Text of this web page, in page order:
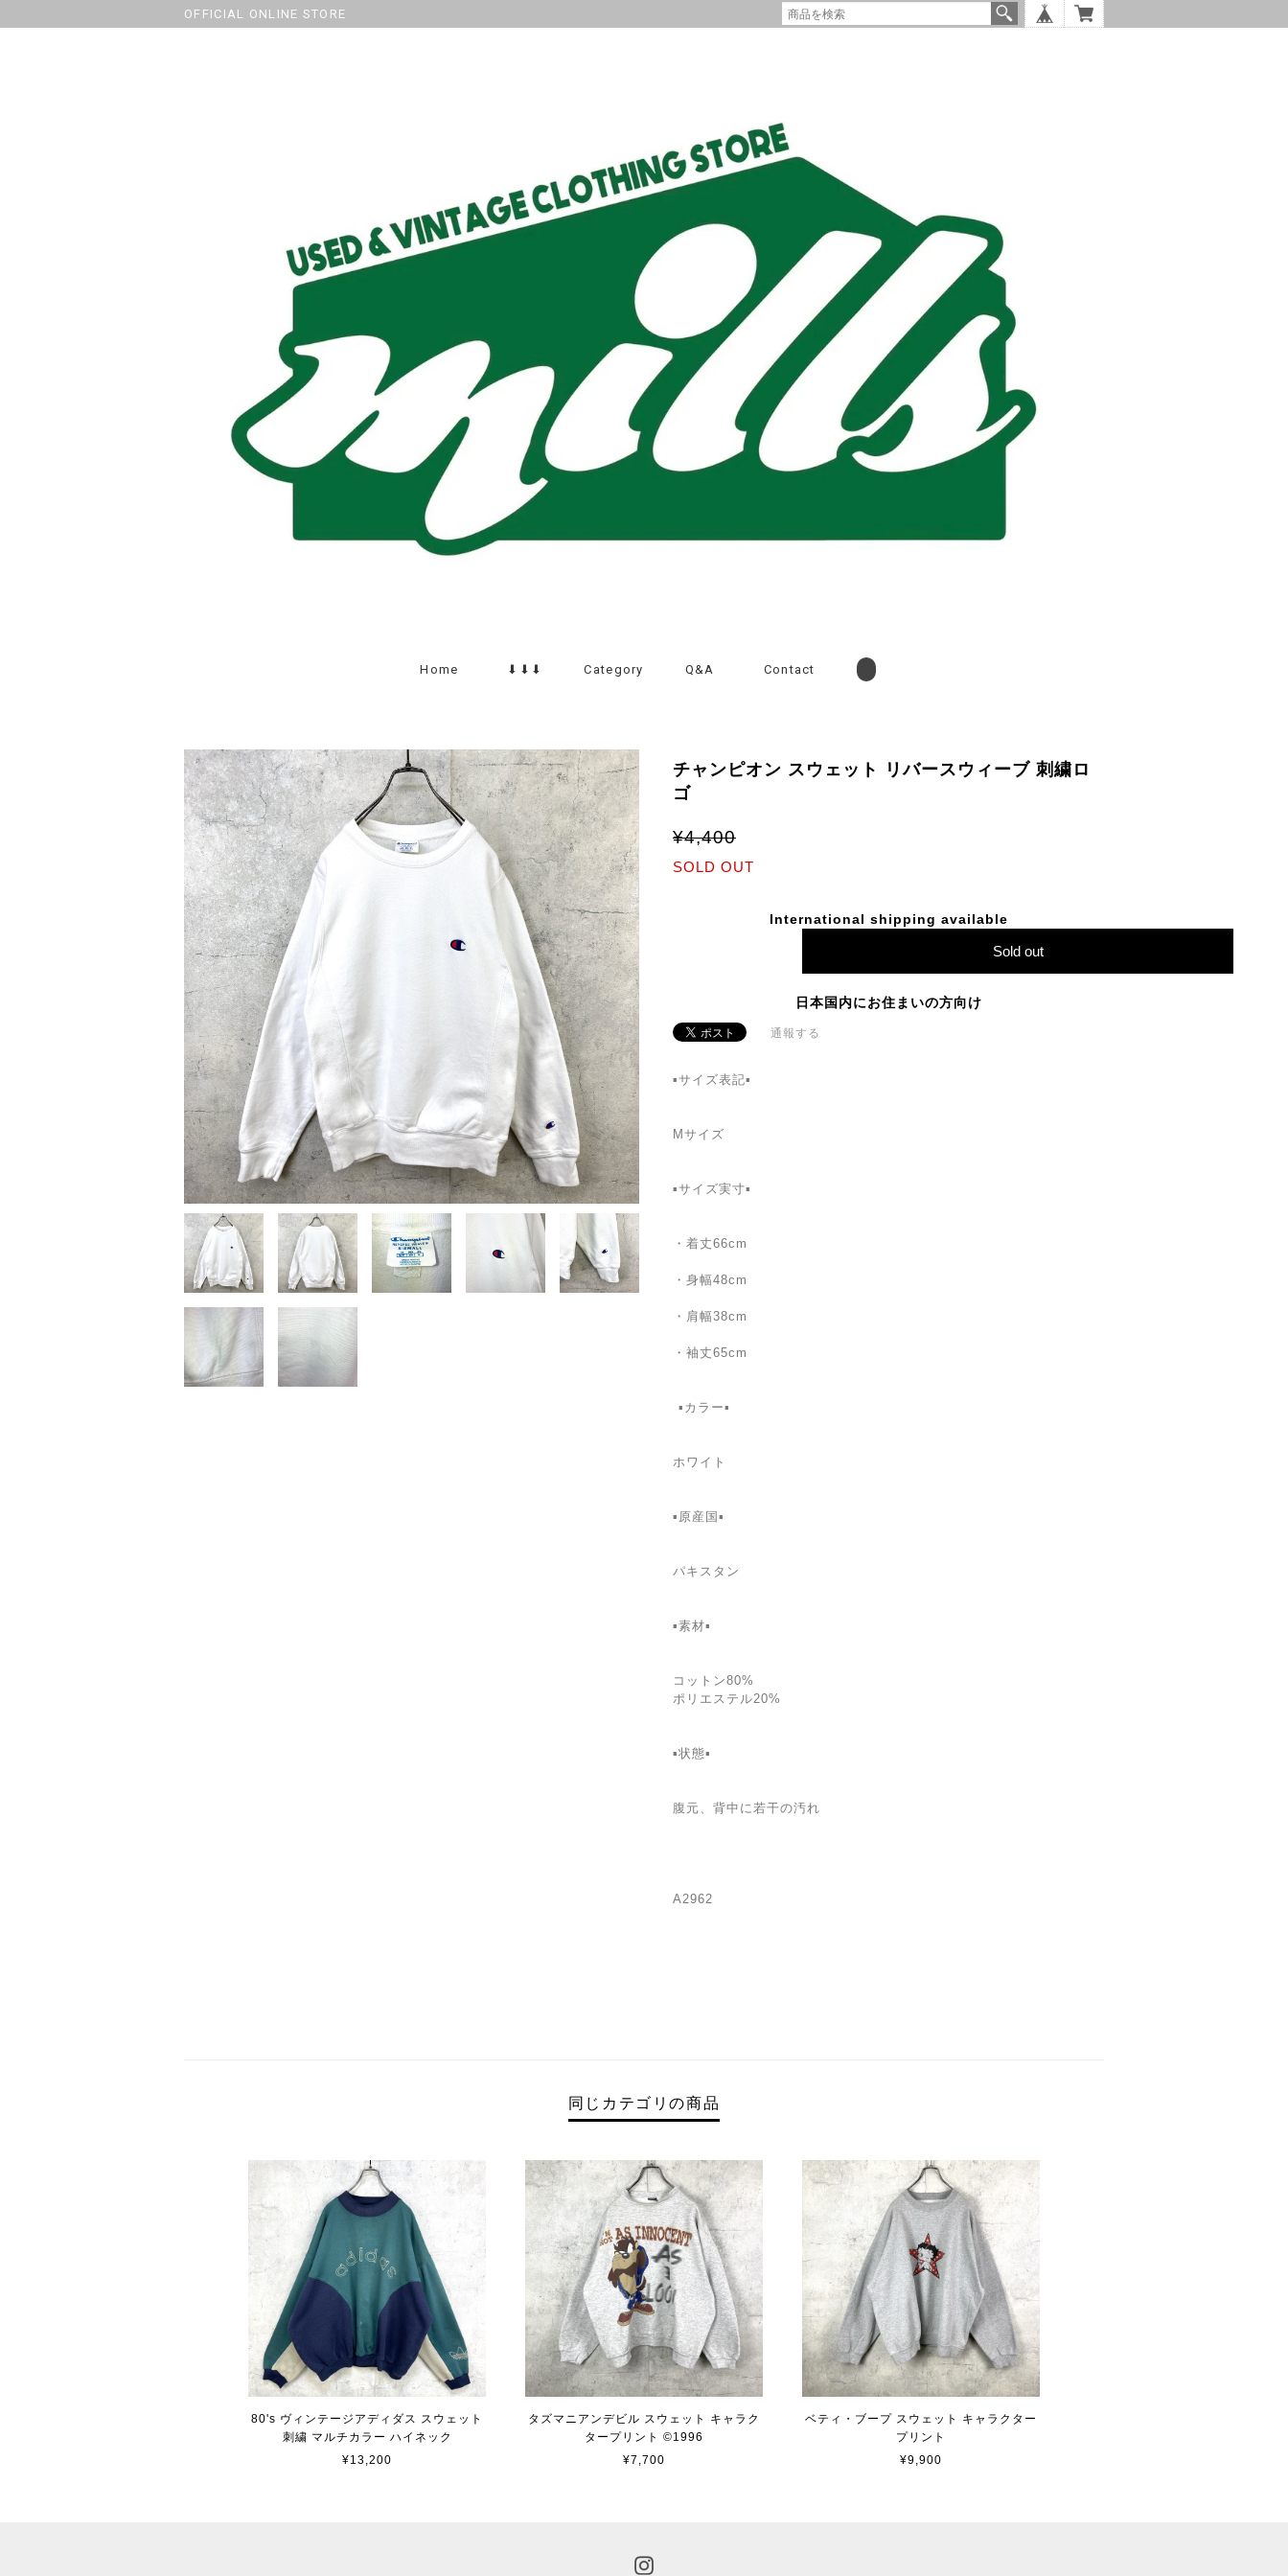
OFFICIAL ONLINE STORE
Home ⬇︎⬇︎⬇︎ Category Q&A Contact
チャンピオン スウェット リバースウィーブ 刺繍ロ
ゴ
¥4,400
SOLD OUT
International shipping available
Sold out
日本国内にお住まいの方向け
通報する
▪️サイズ表記▪️
Mサイズ
▪️サイズ実寸▪️
・着丈66cm
・身幅48cm
・肩幅38cm
・袖丈65cm
️ ▪️カラー▪️
ホワイト
▪️原産国▪️
パキスタン
▪️素材▪️
コットン80%
ポリエステル20%
▪️状態▪️
腹元、背中に若干の汚れ
A2962
同じカテゴリの商品
80's ヴィンテージアディダス スウェット
刺繍 マルチカラー ハイネック
¥13,200
タズマニアンデビル スウェット キャラク
タープリント ©︎1996
¥7,700
ベティ・ブープ スウェット キャラクター
プリント
¥9,900